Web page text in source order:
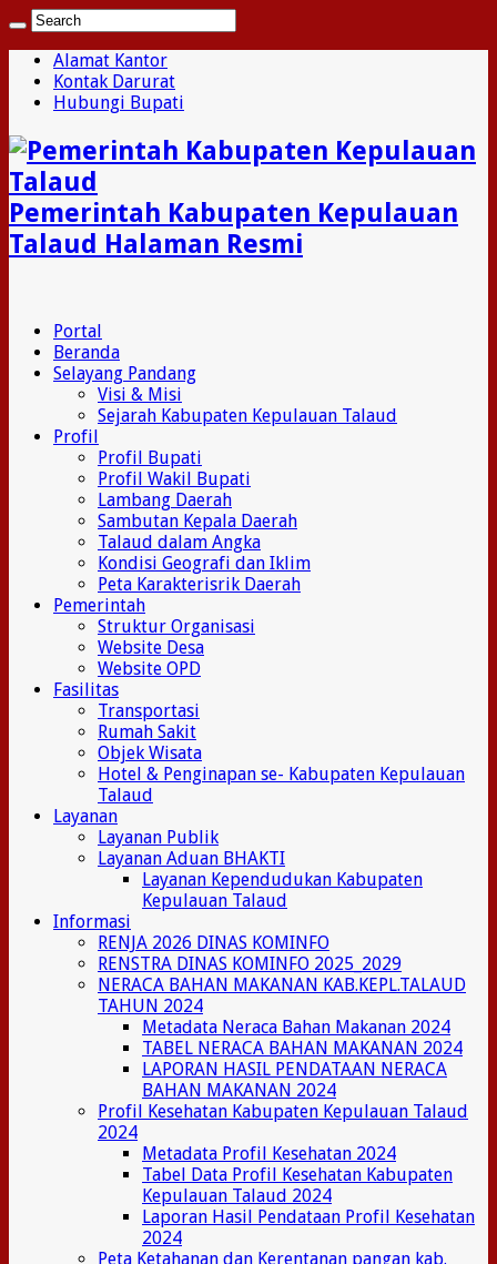
Alamat Kantor
Kontak Darurat
Hubungi Bupati
Pemerintah Kabupaten Kepulauan
Talaud Halaman Resmi
Portal
Beranda
Selayang Pandang
Visi & Misi
Sejarah Kabupaten Kepulauan Talaud
Profil
Profil Bupati
Profil Wakil Bupati
Lambang Daerah
Sambutan Kepala Daerah
Talaud dalam Angka
Kondisi Geografi dan Iklim
Peta Karakterisrik Daerah
Pemerintah
Struktur Organisasi
Website Desa
Website OPD
Fasilitas
Transportasi
Rumah Sakit
Objek Wisata
Hotel & Penginapan se- Kabupaten Kepulauan
Talaud
Layanan
Layanan Publik
Layanan Aduan BHAKTI
Layanan Kependudukan Kabupaten
Kepulauan Talaud
Informasi
RENJA 2026 DINAS KOMINFO
RENSTRA DINAS KOMINFO 2025_2029
NERACA BAHAN MAKANAN KAB.KEPL.TALAUD
TAHUN 2024
Metadata Neraca Bahan Makanan 2024
TABEL NERACA BAHAN MAKANAN 2024
LAPORAN HASIL PENDATAAN NERACA
BAHAN MAKANAN 2024
Profil Kesehatan Kabupaten Kepulauan Talaud
2024
Metadata Profil Kesehatan 2024
Tabel Data Profil Kesehatan Kabupaten
Kepulauan Talaud 2024
Laporan Hasil Pendataan Profil Kesehatan
2024
Peta Ketahanan dan Kerentanan pangan kab.